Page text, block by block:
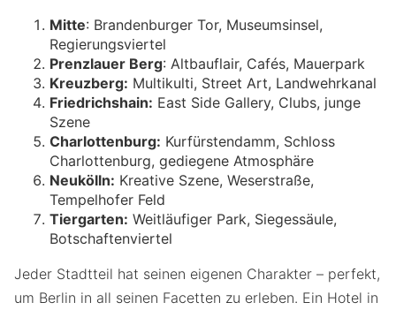
Mitte: Brandenburger Tor, Museumsinsel,
Regierungsviertel
Prenzlauer Berg: Altbauflair, Cafés, Mauerpark
Kreuzberg: Multikulti, Street Art, Landwehrkanal
Friedrichshain: East Side Gallery, Clubs, junge
Szene
Charlottenburg: Kurfürstendamm, Schloss
Charlottenburg, gediegene Atmosphäre
Neukölln: Kreative Szene, Weserstraße,
Tempelhofer Feld
Tiergarten: Weitläufiger Park, Siegessäule,
Botschaftenviertel
Jeder Stadtteil hat seinen eigenen Charakter – perfekt,
um Berlin in all seinen Facetten zu erleben. Ein Hotel in